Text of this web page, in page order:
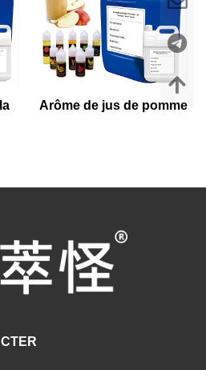
Arôme de jus de pomme